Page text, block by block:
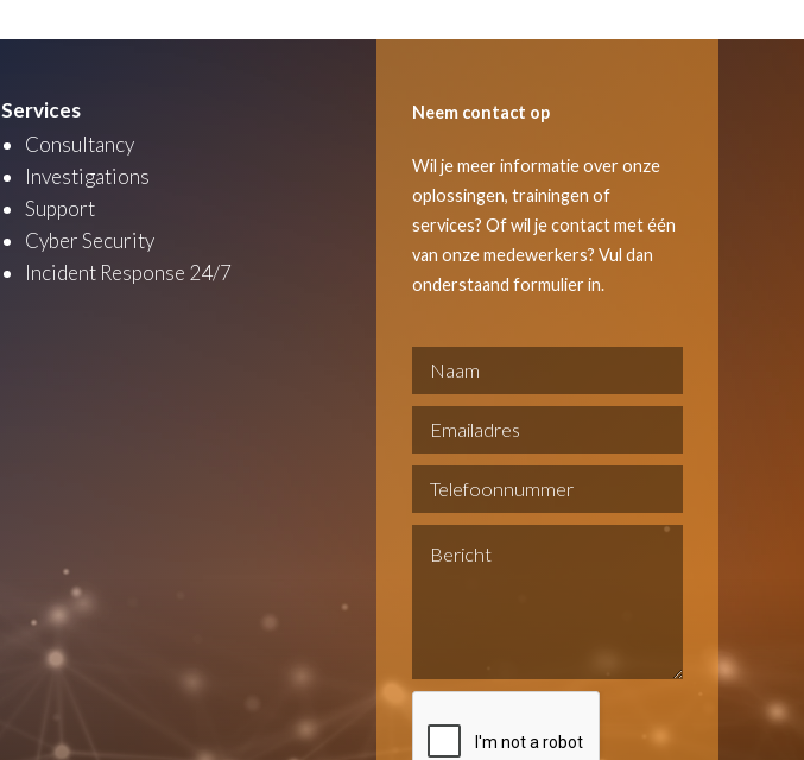
Services
Consultancy
Investigations
Support
Cyber Security
Incident Response 24/7
Neem contact op
Wil je meer informatie over onze
oplossingen, trainingen of
services? Of wil je contact met één
van onze medewerkers? Vul dan
onderstaand formulier in.